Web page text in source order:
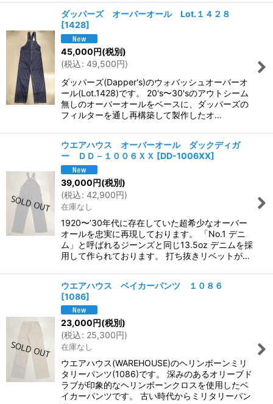
ダッパーズ オーバーオール Lot.１４２８
[1428]
45,000円(税別)
(税込: 49,500円)
ダッパーズ(Dapper's)のウォバッシュオーバーオ
ール(Lot.1428)です。 20's〜30'sのアウトシーム
無しのオーバーオールをベースに、ダッパーズの
フィルターを通し再構築して製作したオ…
ウエアハウス オーバーオール ダックディガ
ー ＤＤ－１００６ＸＸ [DD-1006XX]
39,000円(税別)
(税込: 42,900円)
在庫なし
1920〜’30年代に存在していた超希少なオーバー
オールを忠実に再現しております。 「No.1 デニ
ム」と呼ばれるジーンズと同じ13.5oz デニムを採
用して作られております。 打ち抜きリベットが…
ウエアハウス ベイカーパンツ １０８６
[1086]
23,000円(税別)
(税込: 25,300円)
在庫なし
ウエアハウス(WAREHOUSE)のヘリンボーンミリ
タリーパンツ(1086)です。 深みのあるオリーブド
ラブが印象的なヘリンボーンクロスを使用したベ
イカーパンツです。 古い時代からミリタリーパン